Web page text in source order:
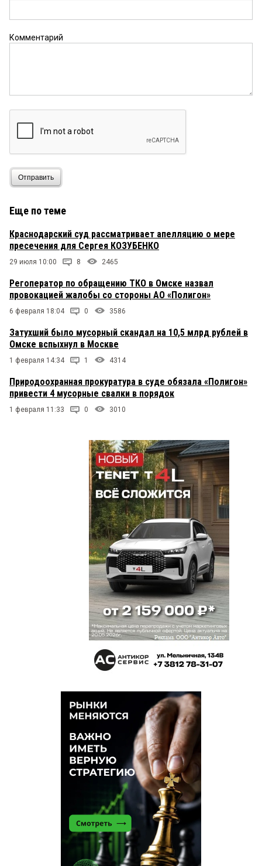
Комментарий
Отправить
Еще по теме
Краснодарский суд рассматривает апелляцию о мере
пресечения для Сергея КОЗУБЕНКО
29 июля 10:00 8 2465
Регоператор по обращению ТКО в Омске назвал
провокацией жалобы со стороны АО «Полигон»
6 февраля 18:04 0 3586
Затухший было мусорный скандал на 10,5 млрд рублей в
Омске вспыхнул в Москве
1 февраля 14:34 1 4314
Природоохранная прокуратура в суде обязала «Полигон»
привести 4 мусорные свалки в порядок
1 февраля 11:33 0 3010